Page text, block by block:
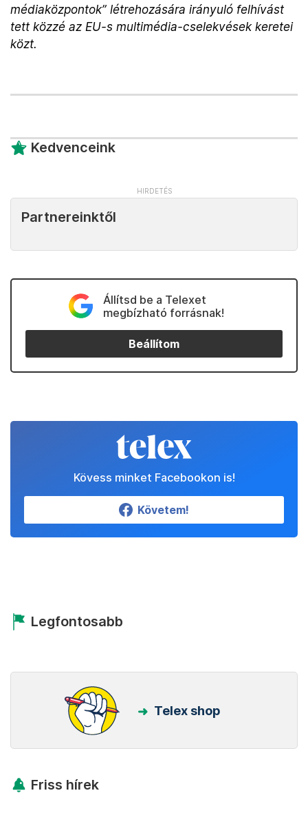
médiaközpontok” létrehozására irányuló felhívást
tett közzé az EU-s multimédia-cselekvések keretei
közt.
Kedvenceink
Partnereinktől
Állítsd be a Telexet
megbízható forrásnak!
Beállítom
Kövess minket Facebookon is!
Követem!
Legfontosabb
Telex shop
Friss hírek